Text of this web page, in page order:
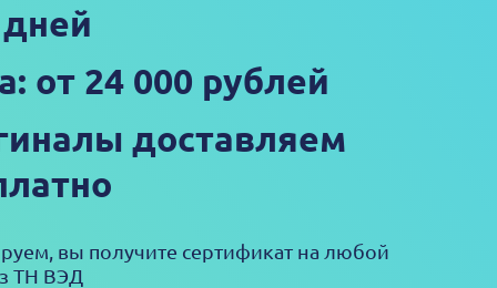
от 24 000 рублей
доставляем
вы получите сертификат на любой
ТН ВЭД